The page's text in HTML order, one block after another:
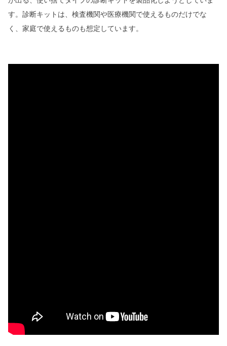
す。診断キットは、検査機関や医療機関で使えるものだけでな
く、家庭で使えるものも想定しています。